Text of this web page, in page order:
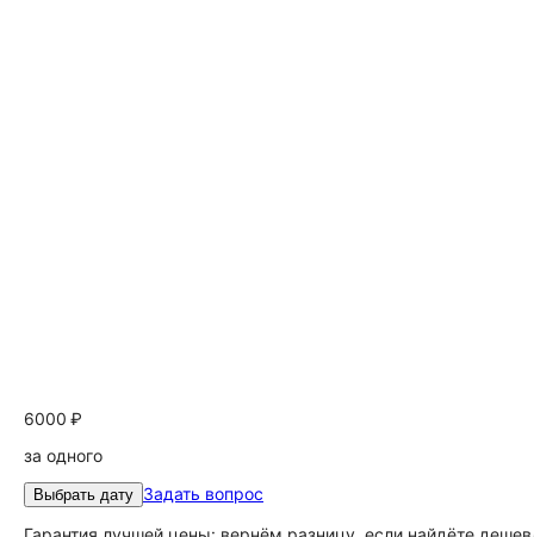
6000 ₽
за одного
Выбрать дату Задать вопрос